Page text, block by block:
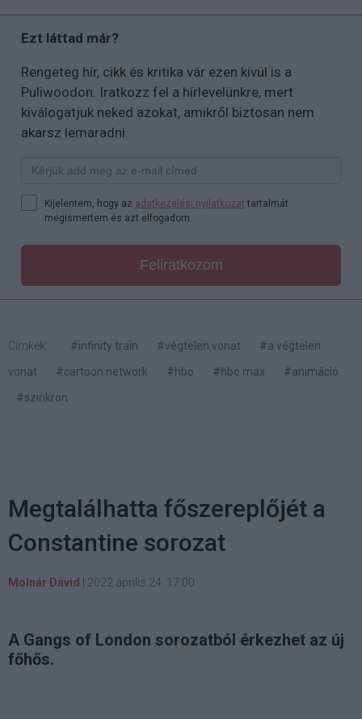
Ezt láttad már?
Rengeteg hír, cikk és kritika vár ezen kívül is a
Puliwoodon. Iratkozz fel a hírlevelünkre, mert
kiválogatjuk neked azokat, amikről biztosan nem
akarsz lemaradni.
Kijelentem, hogy az adatkezelési nyilatkozat tartalmát
megismertem és azt elfogadom.
Feliratkozom
Címkék: #infinity train #végtelen vonat
#a végtelen
vonat
#cartoon network #hbo #hbo max
#animáció
#szinkron
Megtalálhatta főszereplőjét a
Constantine sorozat
Molnár Dávid 2022 április 24. 17:00
A Gangs of London sorozatból érkezhet az új
főhős.